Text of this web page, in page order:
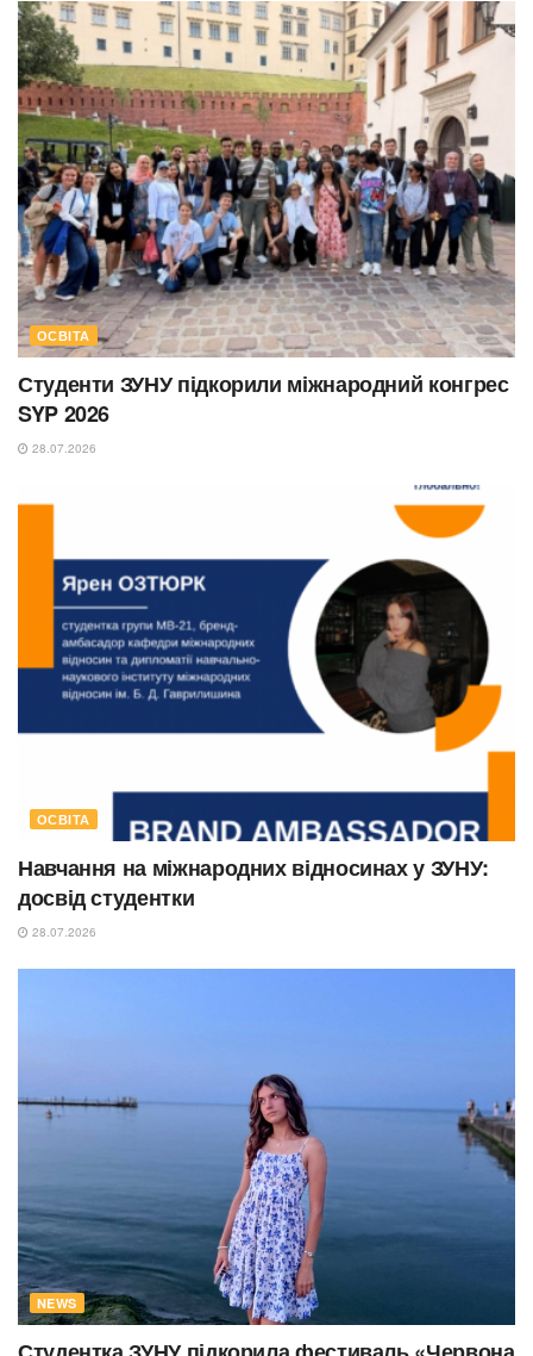
ОСВІТА
Студенти ЗУНУ підкорили міжнародний конгрес
SYP 2026
28.07.2026
ОСВІТА
Навчання на міжнародних відносинах у ЗУНУ:
досвід студентки
28.07.2026
NEWS